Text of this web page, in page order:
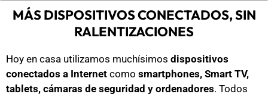
MÁS DISPOSITIVOS CONECTADOS, SIN
RALENTIZACIONES
Hoy en casa utilizamos muchísimos dispositivos
conectados a Internet como smartphones, Smart TV,
tablets, cámaras de seguridad y ordenadores. Todos